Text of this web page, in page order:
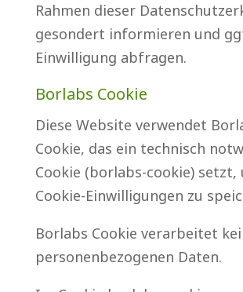
Rahmen dieser
gesondert informieren und
Einwilligung abfragen.
Borlabs Cookie
Diese Website verwendet
Cookie, das ein technisch
Cookie (borlabs-cookie) setzt,
Cookie-Einwilligungen zu
Borlabs Cookie verarbeitet
personenbezogenen Daten.